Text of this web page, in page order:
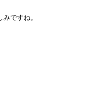
ですね。